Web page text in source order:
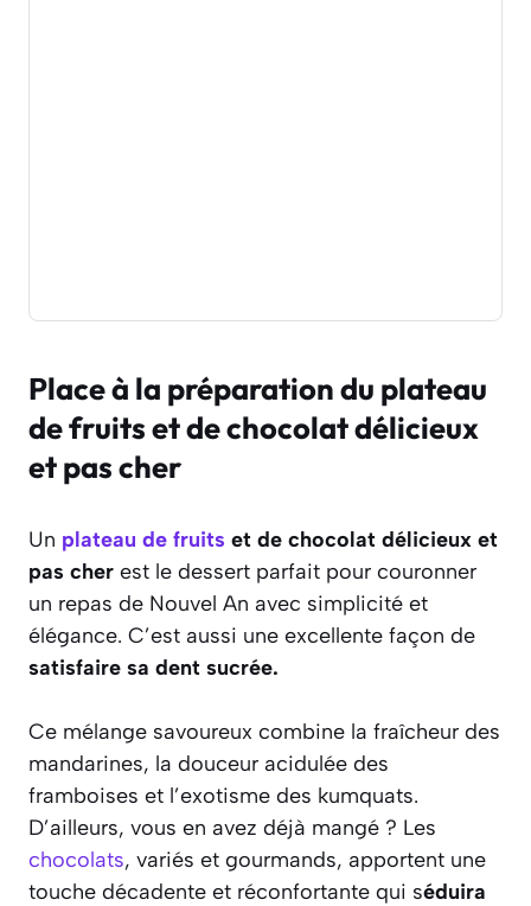
Place à la préparation du plateau
de fruits et de chocolat délicieux
et pas cher
Un plateau de fruits et de chocolat délicieux et
pas cher est le dessert parfait pour couronner
un repas de Nouvel An avec simplicité et
élégance. C’est aussi une excellente façon de
satisfaire sa dent sucrée.
Ce mélange savoureux combine la fraîcheur des
mandarines, la douceur acidulée des
framboises et l’exotisme des kumquats.
D’ailleurs, vous en avez déjà mangé ? Les
chocolats, variés et gourmands, apportent une
touche décadente et réconfortante qui séduira